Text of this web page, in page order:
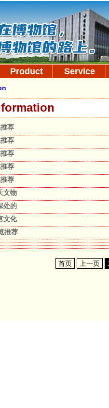
Product Service
荐
荐
荐
荐
荐
文物
处的
文化
推荐
首页 上一页